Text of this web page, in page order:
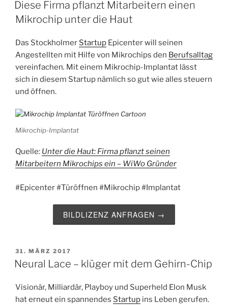
Diese Firma pflanzt Mitarbeitern einen
Mikrochip unter die Haut
Das Stockholmer Startup Epicenter will seinen
Angestellten mit Hilfe von Mikrochips den Berufsalltag
vereinfachen. Mit einem Mikrochip-Implantat lässt
sich in diesem Startup nämlich so gut wie alles steuern
und öffnen.
Mikrochip-Implantat
Quelle: Unter die Haut: Firma pflanzt seinen
Mitarbeitern Mikrochips ein – WiWo Gründer
#Epicenter #Türöffnen #Mikrochip #Implantat
BILDLIZENZ ANFRAGEN →
VERÖFFENTLICHT
AM
31. MÄRZ 2017
Neural Lace – klüger mit dem Gehirn-Chip
Visionär, Milliardär, Playboy und Superheld Elon Musk
hat erneut ein spannendes Startup ins Leben gerufen.